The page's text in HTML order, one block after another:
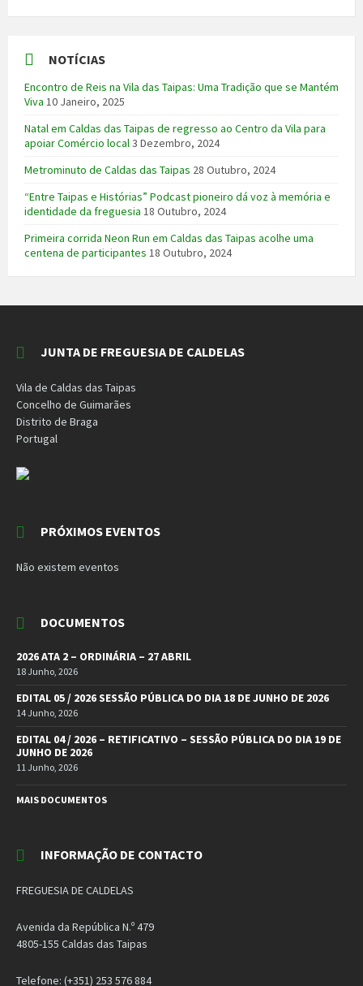
NOTÍCIAS
Encontro de Reis na Vila das Taipas: Uma Tradição que se Mantém
Viva 10 Janeiro, 2025
Natal em Caldas das Taipas de regresso ao Centro da Vila para
apoiar Comércio local3 Dezembro, 2024
Metrominuto de Caldas das Taipas 28 Outubro, 2024
“Entre Taipas e Histórias” Podcast pioneiro dá voz à memória e
identidade da freguesia 18 Outubro, 2024
Primeira corrida Neon Run em Caldas das Taipas acolhe uma
centena de participantes 18 Outubro, 2024
JUNTA DE FREGUESIA DE CALDELAS
Vila de Caldas das Taipas
Concelho de Guimarães
Distrito de Braga
Portugal
PRÓXIMOS EVENTOS
Não existem eventos
DOCUMENTOS
2026 ATA 2 – ORDINÁRIA – 27 ABRIL
18 Junho, 2026
EDITAL 05 / 2026 SESSÃO PÚBLICA DO DIA 18 DE JUNHO DE 2026
14 Junho, 2026
EDITAL 04 / 2026 – RETIFICATIVO – SESSÃO PÚBLICA DO DIA 19 DE
JUNHO DE 2026
11 Junho, 2026
MAIS DOCUMENTOS
INFORMAÇÃO DE CONTACTO
FREGUESIA DE CALDELAS
Avenida da República N.º 479
4805-155 Caldas das Taipas
Telefone: (+351) 253 576 884